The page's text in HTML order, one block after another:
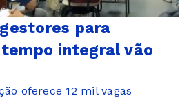
para
integral vão
oferece 12 mil vagas